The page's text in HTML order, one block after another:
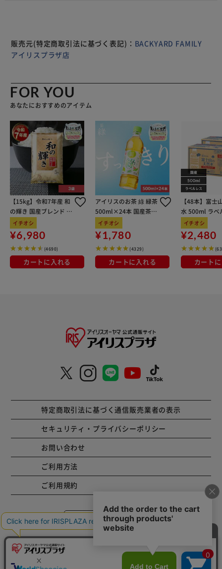
応。 お手持ちの敷布団・マットレスにスポッとはめてピタ
ッとフィット 【極密繊維でず～っとあったか＆しっとり】
防いでくれる。（※湿度や衣類で発生する場合あり）
販売元(特定商取引法に基づく表記)： BACKYARD FAMILY
アイリスプラザ店
FOR YOU
あなたにおすすめのアイテム
【15kg】令和7年産 和
の輝き 国産ブレンド 5
kg×3袋
イチオシ
¥6,980
(4690)
カートに入れる
アイリスのお茶 綠 緑茶
500ml×24本 国産茶葉
100％使用
イチオシ
¥1,780
(4329)
カートに入れる
【48本】富士
水 500ml ラベ
イチオシ
¥2,480
カート
特定商取引法に基づく通信販売業者の表示
セキュリティ・プライバシーポリシー
お問い合わせ
ご利用方法
ご利用規約
コーポレートサイト
Copyright © 2001 IRISPLAZA. ALL Rights Reserved.